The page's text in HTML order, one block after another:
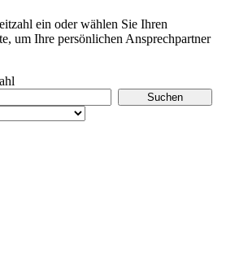
ein oder wählen Sie Ihren
um Ihre persönlichen Ansprechpartner